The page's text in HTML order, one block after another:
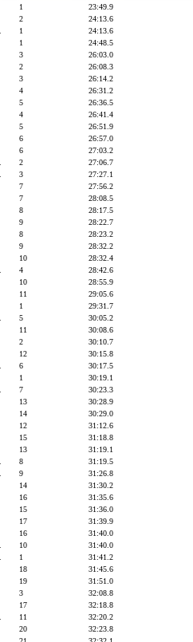
1 23:49.9
2 24:13.6
1 24:13.6
1 24:48.5
3 26:03.0
2 26:08.3
3 26:14.2
4 26:31.2
5 26:36.5
4 26:41.4
5 26:51.9
6 26:57.0
6 27:03.2
2 27:06.7
3 27:27.1
7 27:56.2
7 28:08.5
8 28:17.5
9 28:22.7
8 28:23.2
9 28:32.2
10 28:32.4
4 28:42.6
10 28:55.9
11 29:05.6
1 29:31.7
5 30:05.2
11 30:08.6
2 30:10.7
12 30:15.8
6 30:17.5
1 30:19.1
7 30:23.3
13 30:28.9
14 30:29.0
12 31:12.6
15 31:18.8
13 31:19.1
8 31:19.5
9 31:26.8
14 31:30.2
16 31:35.6
15 31:36.0
17 31:39.9
16 31:40.0
10 31:40.0
1 31:41.2
18 31:45.6
19 31:51.0
3 32:08.8
17 32:18.8
11 32:20.2
20 32:23.8